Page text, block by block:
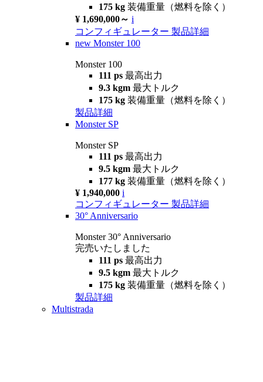
175 kg 装備重量（燃料を除く）
¥ 1,690,000～ i
コンフィギュレーター 製品詳細
new Monster 100
Monster 100
111 ps 最高出力
9.3 kgm 最大トルク
175 kg 装備重量（燃料を除く）
製品詳細
Monster SP
Monster SP
111 ps 最高出力
9.5 kgm 最大トルク
177 kg 装備重量（燃料を除く）
¥ 1,940,000 i
コンフィギュレーター 製品詳細
30° Anniversario
Monster 30° Anniversario
完売いたしました
111 ps 最高出力
9.5 kgm 最大トルク
175 kg 装備重量（燃料を除く）
製品詳細
Multistrada